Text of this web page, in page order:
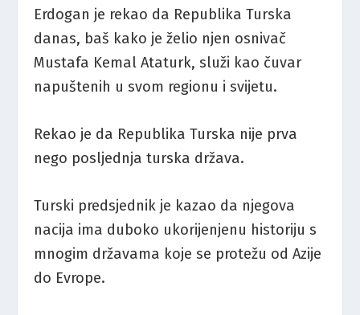
Erdogan je rekao da Republika Turska
danas, baš kako je želio njen osnivač
Mustafa Kemal Ataturk, služi kao čuvar
napuštenih u svom regionu i svijetu.
Rekao je da Republika Turska nije prva
nego posljednja turska država.
Turski predsjednik je kazao da njegova
nacija ima duboko ukorijenjenu historiju s
mnogim državama koje se protežu od Azije
do Evrope.